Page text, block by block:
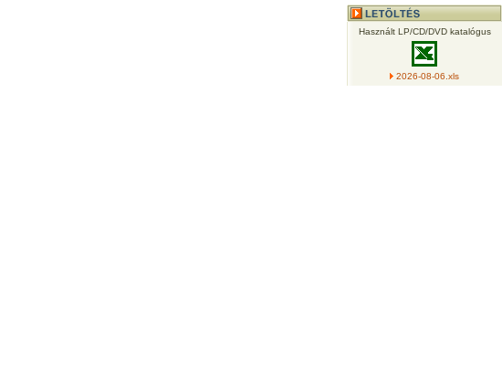
Használt LP/CD/DVD katalógus
2026-08-06.xls